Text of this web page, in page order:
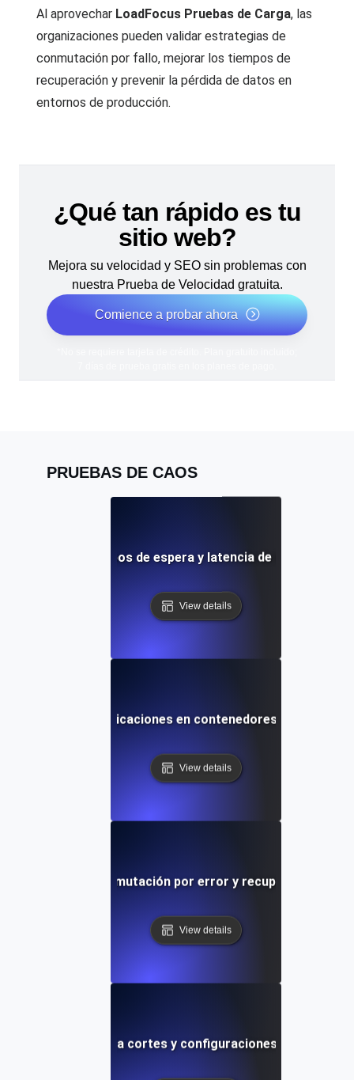
Al aprovechar LoadFocus Pruebas de Carga, las
organizaciones pueden validar estrategias de
conmutación por fallo, mejorar los tiempos de
recuperación y prevenir la pérdida de datos en
entornos de producción.
¿Qué tan rápido es tu
sitio web?
Mejora su velocidad y SEO sin problemas con
nuestra Prueba de Velocidad gratuita.
Comience a probar ahora
PRUEBAS DE CAOS
caos para tiempos de espera y latencia de la puerta de
View details
de caos para aplicaciones en contenedores durante
View details
de caos para conmutación por error y recuperación de
View details
de caos para cortes y configuraciones incorrectas